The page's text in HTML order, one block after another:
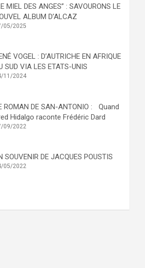
MIEL DES ANGES” : SAVOURONS LE
ALBUM D’ALCAZ
05/2025
VOGEL : D’AUTRICHE EN AFRIQUE
SUD VIA LES ETATS-UNIS
11/2024
ROMAN DE SAN-ANTONIO : Quand
Hidalgo raconte Frédéric Dard
09/2022
SOUVENIR DE JACQUES POUSTIS
05/2022